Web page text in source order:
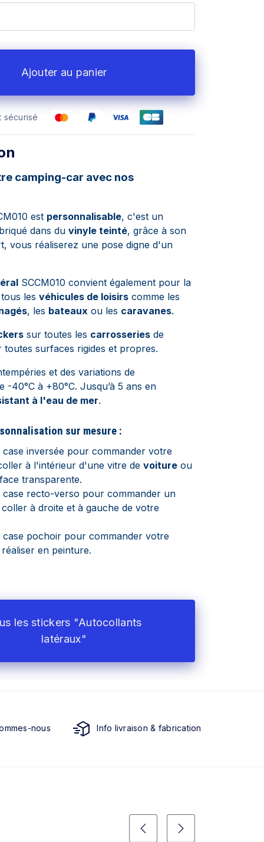
Ajouter au panier
sécurisé
camping-car avec nos
est personnalisable, c'est un
dans du vinyle teinté, grâce à son
vous réaliserez une pose digne d'un
SCCM010 convient également pour la
les véhicules de loisirs comme les
, les bateaux ou les caravanes.
sur toutes les carrosseries de
toutes surfaces rigides et propres.
et des variations de
-40°C à +80°C. Jusqu’à 5 ans en
à l'eau de mer.
sur mesure :
case inversée pour commander votre
à l'intérieur d'une vitre de voiture ou
transparente.
case recto-verso pour commander un
à droite et à gauche de votre
case pochoir pour commander votre
en peinture.
les stickers "Autocollants
latéraux"
nous Info livraison & fabrication